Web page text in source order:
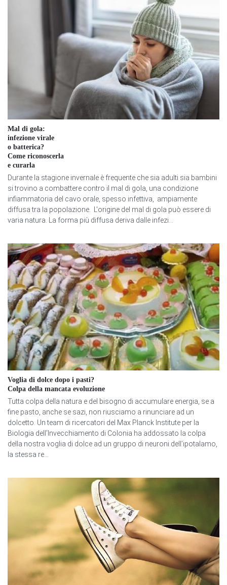
Mal di gola:
infezione virale
o batterica?
Come riconoscerla
e curarla
Durante la stagione invernale è frequente che sia adulti sia bambini
si trovino a combattere contro il mal di gola, una condizione
infiammatoria del cavo orale, spesso infettiva, ampiamente
diffusa tra la popolazione. L'origine del mal di gola può essere di
varia natura. La forma più diffusa deriva dalle infezi...
Voglia di dolce dopo i pasti?
Colpa della mancata evoluzione
Tutta colpa della natura e del bisogno di accumulare energia, se a
fine pasto, anche se sazi, non riusciamo a rinunciare ad un
dolcetto. Un team di ricercatori del Max Planck Institute per la
Biologia dell’Invecchiamento di Colonia ha addossato la colpa
della nostra voglia di dolce ad un gruppo di neuroni dell’ipotalamo,
la stessa re...